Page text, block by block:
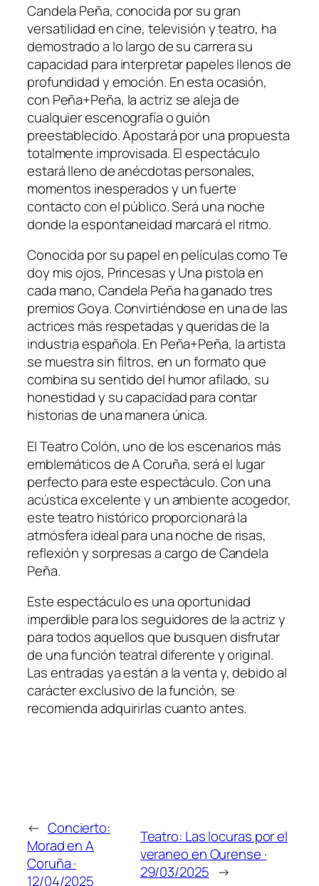
Candela Peña, conocida por su gran
versatilidad en cine, televisión y teatro, ha
demostrado a lo largo de su carrera su
capacidad para interpretar papeles llenos de
profundidad y emoción. En esta ocasión,
con Peña+Peña, la actriz se aleja de
cualquier escenografía o guión
preestablecido. Apostará por una propuesta
totalmente improvisada. El espectáculo
estará lleno de anécdotas personales,
momentos inesperados y un fuerte
contacto con el público. Será una noche
donde la espontaneidad marcará el ritmo.
Conocida por su papel en películas comoTe
doy mis ojos, PrincesasyUna pistola en
cada mano, Candela Peña ha ganado tres
premios Goya. Convirtiéndose en una de las
actrices más respetadas y queridas de la
industria española. En Peña+Peña, la artista
se muestra sin filtros, en un formato que
combina su sentido del humor afilado, su
honestidad y su capacidad para contar
historias de una manera única.
El Teatro Colón, uno de los escenarios más
emblemáticos de A Coruña, será el lugar
perfecto para este espectáculo. Con una
acústica excelente y un ambiente acogedor,
este teatro histórico proporcionará la
atmósfera ideal para una noche de risas,
reflexión y sorpresas a cargo de Candela
Peña.
Este espectáculo es una oportunidad
imperdible para los seguidores de la actriz y
para todos aquellos que busquen disfrutar
de una función teatral diferente y original.
Las entradas ya están a la venta y, debido al
carácter exclusivo de la función, se
recomienda adquirirlas cuanto antes.
← Concierto:
Morad en A
Coruña ·
12/04/2025
Teatro: Las locuras por el
veraneo en Ourense ·
29/03/2025 →